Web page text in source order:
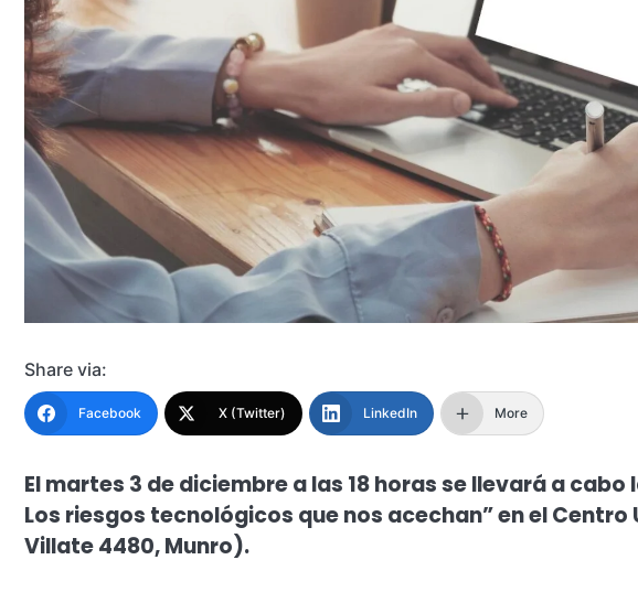
Share via:
Facebook X (Twitter) LinkedIn More
El martes 3 de diciembre a las 18 horas se llevará a
Los riesgos tecnológicos que nos acechan” en el
Villate 4480, Munro).